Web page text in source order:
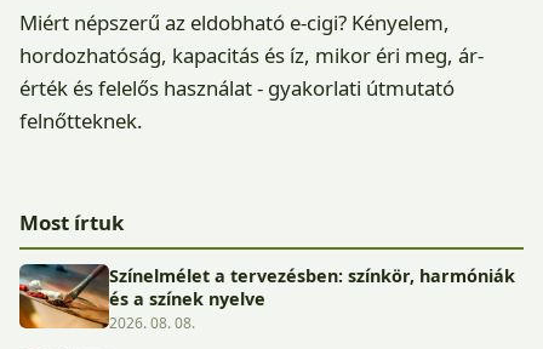
Miért népszerű az eldobható e-cigi? Kényelem,
hordozhatóság, kapacitás és íz, mikor éri meg, ár-
érték és felelős használat - gyakorlati útmutató
felnőtteknek.
Most írtuk
Színelmélet a tervezésben: színkör, harmóniák
és a színek nyelve
2026. 08. 08.